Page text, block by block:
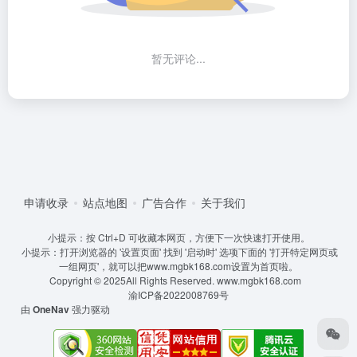
暂无评论...
申请收录 站点地图 广告合作 关于我们
小提示：按 Ctrl+D 可收藏本网页，方便下一次快速打开使用。
小提示：打开浏览器的 '设置页面' 找到 '启动时' 选项下面的 '打开特定网页或
一组网页'，就可以把www.mgbk168.com设置为首页啦。
Copyright © 2025All Rights Reserved. www.mgbk168.com
渝ICP备2022008769号
由 OneNav强力驱动